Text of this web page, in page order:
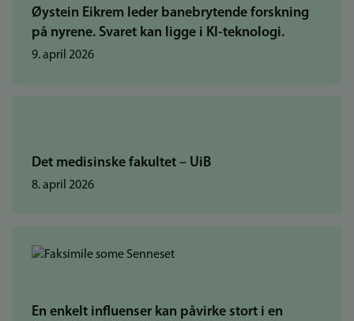
Øystein Eikrem leder banebrytende forskning
på nyrene. Svaret kan ligge i KI-teknologi.
9. april 2026
Det medisinske fakultet – UiB
8. april 2026
En enkelt influenser kan påvirke stort i en